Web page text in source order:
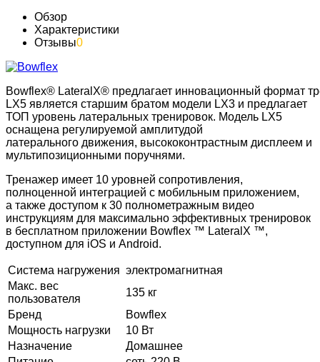
Обзор
Характеристики
Отзывы0
Bowflex® LateralX® предлагает инновационный формат
LX5 является старшим братом модели LX3 и предлагает
ТОП уровень латеральных тренировок. Модель LX5
оснащена регулируемой амплитудой
латерального движения, высококонтрастным дисплеем и
мультипозиционными поручнями.
Тренажер имеет 10 уровней сопротивления,
полноценной интеграцией с мобильным приложением,
а также доступом к 30 полнометражным видео
инструкциям для максимально эффективных тренировок
в бесплатном приложении Bowflex ™ LateralX ™,
доступном для iOS и Android.
Система нагружения электромагнитная
Макс. вес
пользователя
135 кг
Бренд
Bowflex
Мощность нагрузки
10 Вт
Назначение
Домашнее